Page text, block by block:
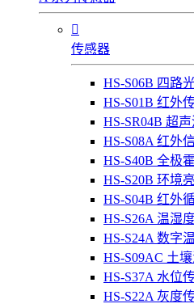

传感器
HS-S06B 四路
HS-S01B 红外
HS-SR04B 超
HS-S08A 红外
HS-S40B 全极
HS-S20B 环境
HS-S04B 红外
HS-S26A 温湿
HS-S24A 数字
HS-S09AC 土
HS-S37A 水位
HS-S22A 灰度